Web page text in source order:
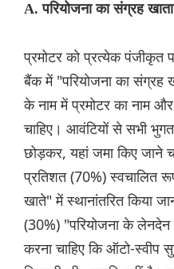
A. परियोजना का संग्रह खाता
प्रमोटर को प्रत्येक पंजीकृत
बैंक में "परियोजना का संग्रह
के नाम में प्रमोटर का नाम
चाहिए। आवंटियों से सभी
छोड़कर, यहां जमा किए जाने
प्रतिशत (70%) स्वचालित
खाते" में स्थानांतरित किया
(30%) "परियोजना के
करना चाहिए कि ऑटो-स्वीप